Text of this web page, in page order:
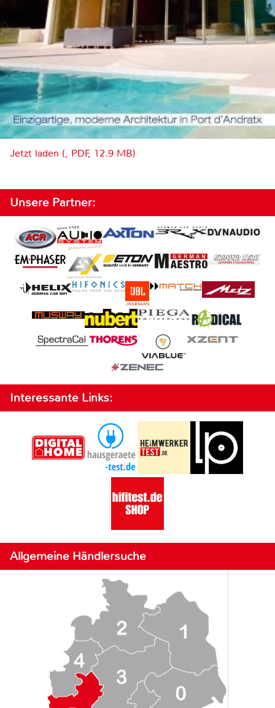
Jetzt laden (, PDF, 12.9 MB)
Unsere Partner:
Interessante Links:
Allgemeine Händlersuche